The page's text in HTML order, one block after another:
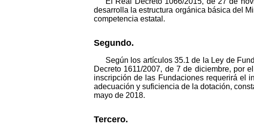
desarrolla la estructura orgánica básica del
competencia estatal.
Segundo.
Según los artículos 35.1 de la Ley de
Decreto 1611/2007, de 7 de diciembre, por
inscripción de las Fundaciones requerirá el
adecuación y suficiencia de la dotación,
mayo de 2018.
Tercero.